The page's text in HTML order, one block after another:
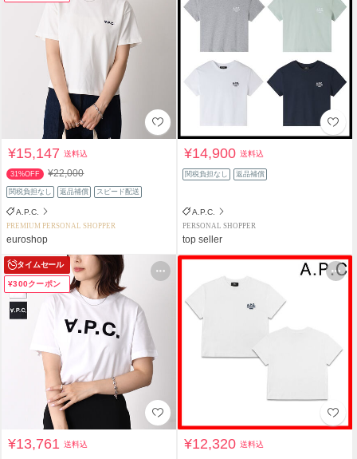
¥15,147送料込
31%OFF ¥22,000
関税負担なし 返品補償 スピード配送
A.P.C.
PREMIUM PERSONAL SHOPPER
euroshop
¥14,900送料込
関税負担なし 返品補償
A.P.C.
PERSONAL SHOPPER
top seller
タイムセール
¥300クーポン
¥13,761送料込 ¥12,320送料込